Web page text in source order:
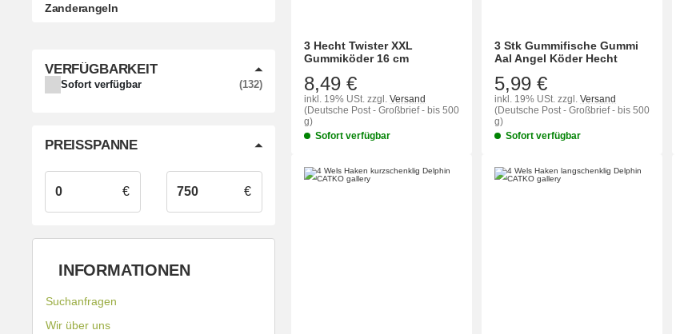
3 Hecht Twister XXL
Gummiköder 16 cm
8,49 €
inkl. 19% USt. zzgl. Versand
(Deutsche Post - Großbrief - bis 500
g)
Sofort verfügbar
3 Stk Gummifische Gummi
Aal Angel Köder Hecht
5,99 €
inkl. 19% USt. zzgl. Versand
(Deutsche Post - Großbrief - bis 500
g)
Sofort verfügbar
Zanderangeln
VERFÜGBARKEIT
Sofort verfügbar 132
ARTIKEL GEFUNDEN
PREISSPANNE
€ €
INFORMATIONEN
Suchanfragen
Wir über uns